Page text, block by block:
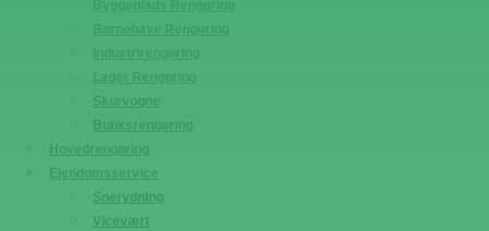
Hovedrengøring
Ejendomsservice
Snerydning
Vicevært